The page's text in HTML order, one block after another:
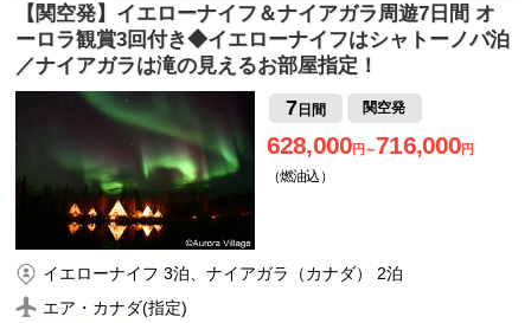
【関空発】イエローナイフ＆ナイアガラ周遊7日間 オ
ーロラ観賞3回付き◆イエローナイフはシャトーノバ泊
／ナイアガラは滝の見えるお部屋指定！
7 日間 関空発
628,000円～716,000円
（燃油込）
イエローナイフ 3泊、ナイアガラ（カナダ） 2泊
エア・カナダ(指定)